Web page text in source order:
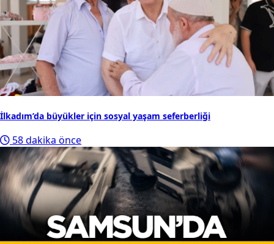
İlkadım’da büyükler için sosyal yaşam seferberliği
58 dakika önce